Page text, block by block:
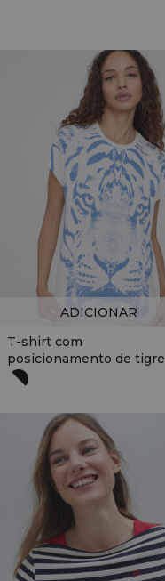
T-shirt com
posicionamento de tigre
ADICIONAR